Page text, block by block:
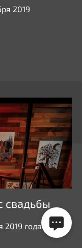
2019
свадьбы
2019 года